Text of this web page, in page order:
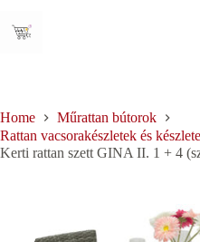
content
Home
Műrattan bútorok
Rattan vacsorakészletek és
Kerti rattan szett GINA II. 1 + 4